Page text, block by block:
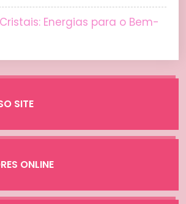
Energias para o Bem-
SITE
ONLINE